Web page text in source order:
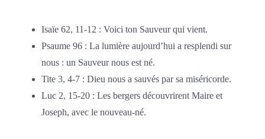
Isaïe 62, 11-12 : Voici ton Sauveur qui vient.
Psaume 96 : La lumière aujourd’hui a resplendi sur
nous : un Sauveur nous est né.
Tite 3, 4-7 : Dieu nous a sauvés par sa miséricorde.
Luc 2, 15-20 : Les bergers découvrirent Maire et
Joseph, avec le nouveau-né.